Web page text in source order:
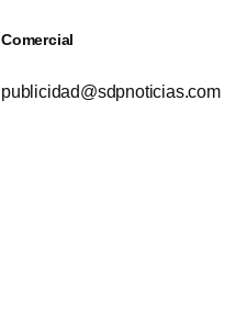
Comercial
publicidad@sdpnoticias.com